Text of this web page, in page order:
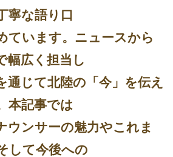
寧な語り口
ています。ニュースから
幅広く担当し
通じて北陸の「今」を伝え
本記事では
ウンサーの魅力やこれま
して今後への